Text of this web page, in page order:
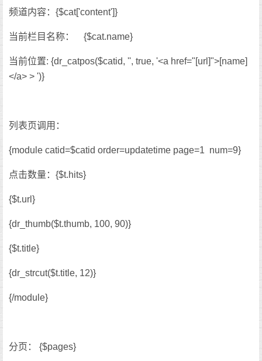
频道内容：{$cat['content']}
当前栏目名称： {$cat.name}
当前位置: {dr_catpos($catid, '', true, '<a href="[url]">[name]
</a> > ')}
列表页调用：
{module catid=$catid order=updatetime page=1 num=9}
点击数量：{$t.hits}
{$t.url}
{dr_thumb($t.thumb, 100, 90)}
{$t.title}
{dr_strcut($t.title, 12)}
{/module}
分页： {$pages}